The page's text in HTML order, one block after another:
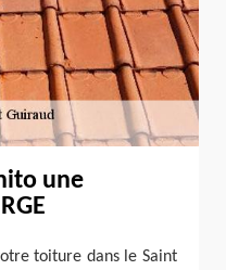
une
toiture dans le Saint